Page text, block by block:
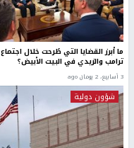
ما أبرز القضايا التي طُرحت خلال اجتماع
ترامب والزيدي في البيت الأبيض؟
3 أسابيع، 2 يومان ago
شؤون دولية